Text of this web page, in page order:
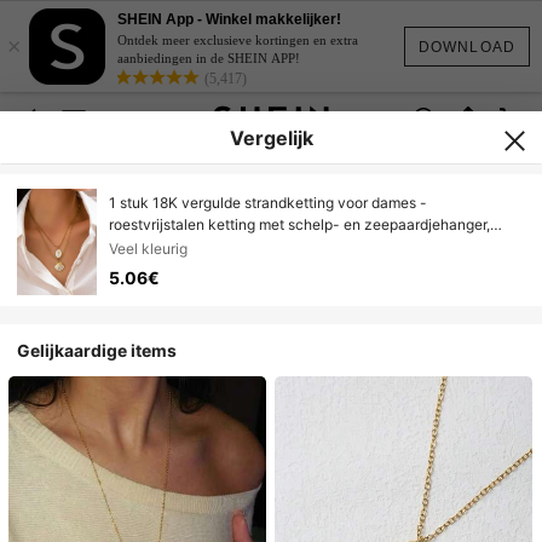
DOWNLOAD
×
SHEIN App - Winkel makkelijker!
Ontdek meer exclusieve kortingen en extra
aanbiedingen in de SHEIN APP!
(5,417)
Vergelijk
1 stuk 18K vergulde strandketting voor dames -
roestvrijstalen ketting met schelp- en zeepaardjehanger,
bohemian gelaagde kettingenset voor dagelijks gebruik en
vakantie.
Veel kleurig
5.06€
Gelijkaardige items